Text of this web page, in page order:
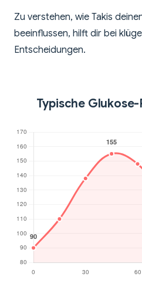
Zu verstehen, wie Takis
beeinflussen, hilft dir bei
Entscheidungen.
Typische